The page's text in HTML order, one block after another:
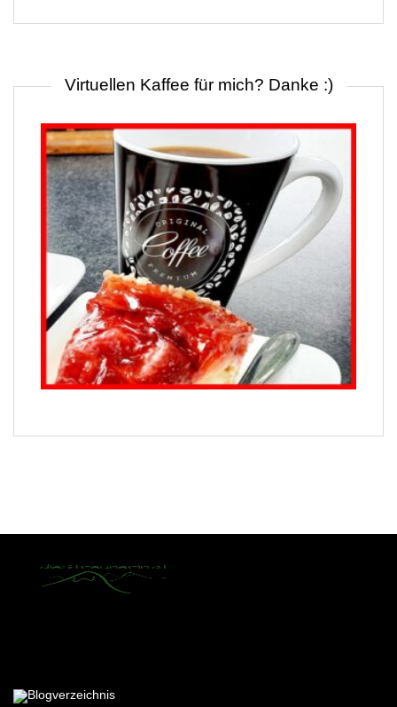
Virtuellen Kaffee für mich? Danke :)